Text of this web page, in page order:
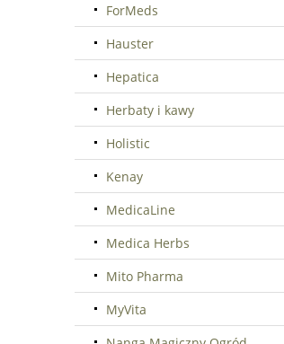
ForMeds
Hauster
Hepatica
Herbaty i kawy
Holistic
Kenay
MedicaLine
Medica Herbs
Mito Pharma
MyVita